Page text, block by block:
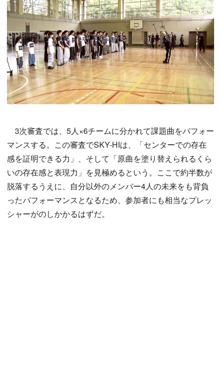
3次審査では、5人×6チームに分かれて課題曲をパフォー
マンスする。この審査でSKY-HIは、「センターでの存在
感を証明できる力」、そして「原曲を塗り替えられるくら
いの存在感と表現力」を見極めるという。ここで約半数が
脱落するうえに、自分以外のメンバー4人の未来をも背負
ったパフォーマンスとなるため、参加者にも相当なプレッ
シャーがのしかかるはずだ。